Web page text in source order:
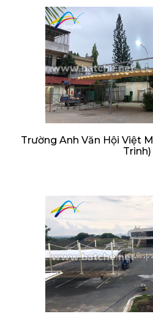
Trường Anh Văn Hội Việt
Trinh)